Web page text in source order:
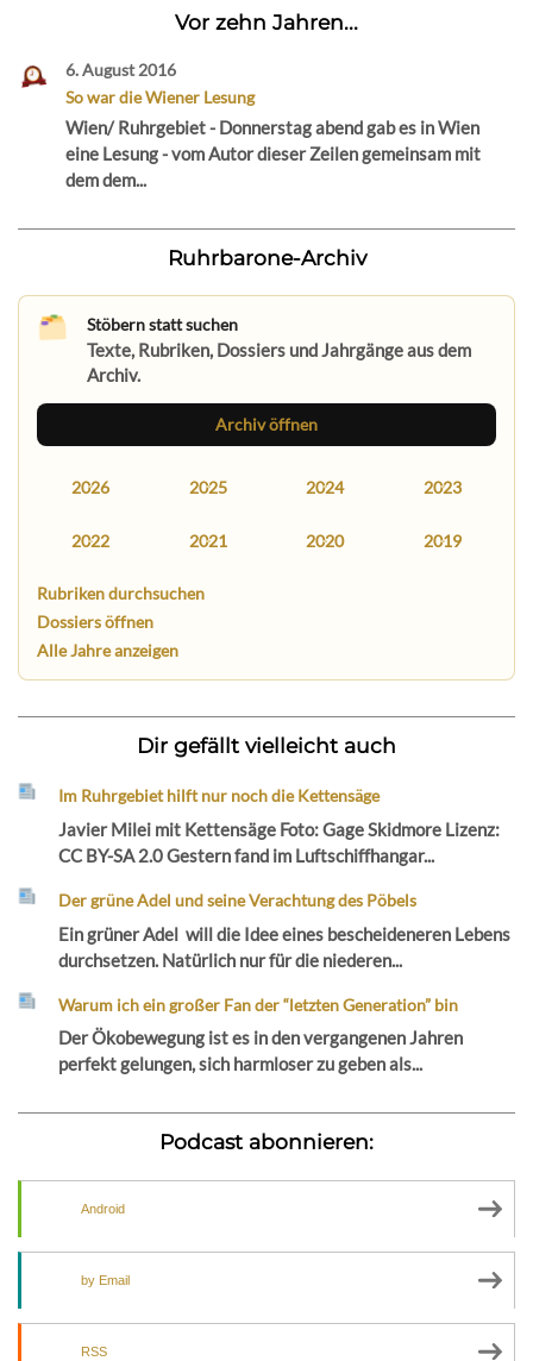
Vor zehn Jahren...
6. August 2016
So war die Wiener Lesung
Wien/ Ruhrgebiet - Donnerstag abend gab es in Wien
eine Lesung - vom Autor dieser Zeilen gemeinsam mit
dem dem...
Ruhrbarone-Archiv
Stöbern statt suchen
Texte, Rubriken, Dossiers und Jahrgänge aus dem
Archiv.
Archiv öffnen
2026 2025 2024 2023
2022 2021 2020 2019
Rubriken durchsuchen
Dossiers öffnen
Alle Jahre anzeigen
Dir gefällt vielleicht auch
Im Ruhrgebiet hilft nur noch die Kettensäge
Javier Milei mit Kettensäge Foto: Gage Skidmore Lizenz:
CC BY-SA 2.0 Gestern fand im Luftschiffhangar...
Der grüne Adel und seine Verachtung des Pöbels
Ein grüner Adel will die Idee eines bescheideneren Lebens
durchsetzen. Natürlich nur für die niederen...
Warum ich ein großer Fan der “letzten Generation” bin
Der Ökobewegung ist es in den vergangenen Jahren
perfekt gelungen, sich harmloser zu geben als...
Podcast abonnieren:
Android
by Email
RSS